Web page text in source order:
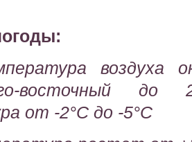
воздуха
восточный до
от -2°C до -5°C